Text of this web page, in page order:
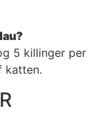
5 killinger per
katten.